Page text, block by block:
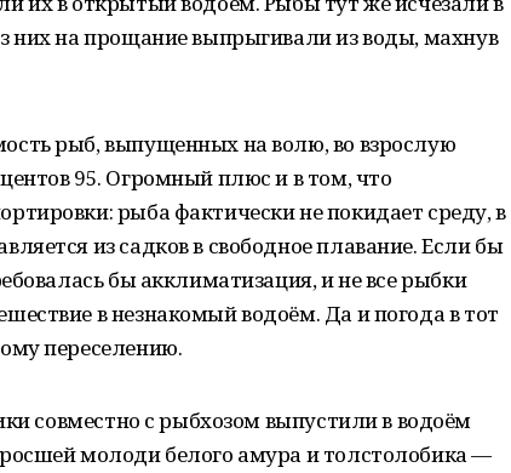
них на прощание выпрыгивали из воды, махнув
рыб, выпущенных на волю, во взрослую
95. Огромный плюс и в том, что
рыба фактически не покидает среду, в
из садков в свободное плавание. Если бы
бы акклиматизация, и не все рыбки
в незнакомый водоём. Да и погода в тот
переселению.
совместно с рыбхозом выпустили в водоём
молоди белого амура и толстолобика —